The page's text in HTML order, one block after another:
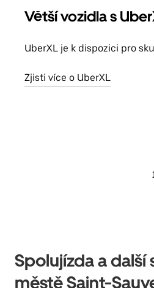
Větší vozidla s
UberXL je k dispozici pro
Zjisti více o UberXL
Spolujízda a další
městě Saint-